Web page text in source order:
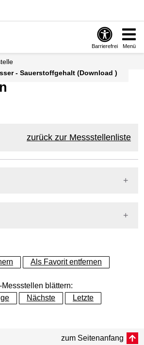
Barrierefrei Menü
- Sauerstoffgehalt (Download )
zurück zur Messstellenliste
Als Favorit entfernen
blättern:
Nächste Letzte
zum Seitenanfang